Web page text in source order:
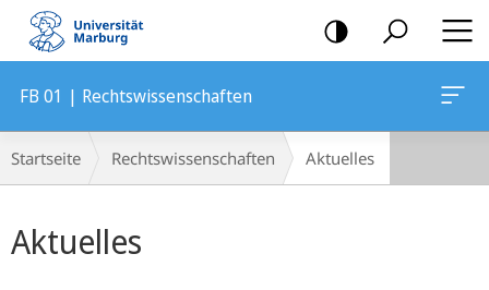
Mobile-
Navigation
FB 01 | Rechtswissenschaften
Breadcrumb-
Navigation
Startseite Rechtswissenschaften Aktuelles
Aktuelles